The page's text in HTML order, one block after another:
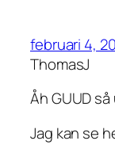
februari 4,
ThomasJ
Åh GUUD
Jag kan se